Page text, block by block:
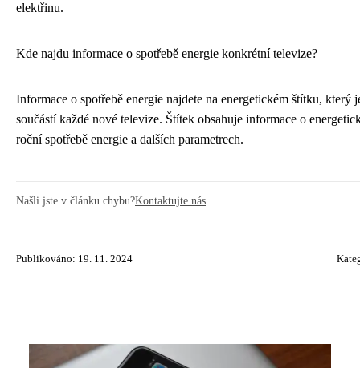
elektřinu.
Kde najdu informace o spotřebě energie konkrétní televize?
Informace o spotřebě energie najdete na energetickém štítku, který
součástí každé nové televize. Štítek obsahuje informace o
roční spotřebě energie a dalších parametrech.
Našli jste v článku chybu?Kontaktujte nás
Publikováno: 19. 11. 2024